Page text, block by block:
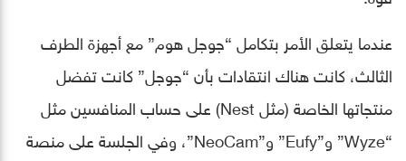
عندما يتعلق الأمر بتكامل “جوجل هوم” مع أجهزة الطرف
الثالث، كانت هناك انتقادات بأن “جوجل” كانت تفضل
منتجاتها الخاصة (مثل Nest) على حساب المنافسين مثل
“Wyze” و”Eufy” و”NeoCam”، وفي الجلسة على منصة